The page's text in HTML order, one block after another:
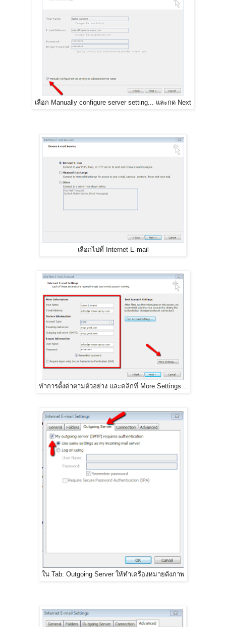
เลือก Manually configure server setting...​ และกด Next
เลือกไปที่ Internet E-mail
ทำการตั้งค่าตามตัวอย่าง และคลิกที่ More Settings...
ใน Tab: Outgoing Server ให้ทำเครื่องหมายดังภาพ